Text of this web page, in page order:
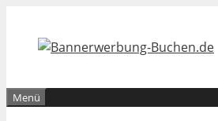
Inhalt
springen
Menü